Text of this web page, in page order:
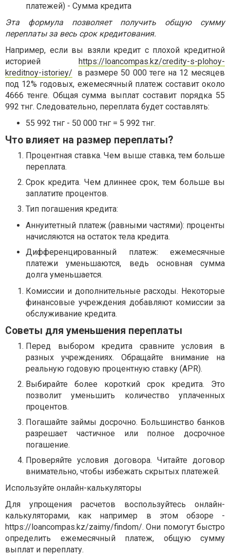
платежей) - Сумма кредита
Эта формула позволяет получить общую сумму
переплаты за весь срок кредитования.
Например, если вы взяли кредит с плохой кредитной
историей https://loancompas.kz/credity-s-plohoy-
kreditnoy-istoriey/
в размере 50 000 теге на 12 месяцев
под 12% годовых, ежемесячный платеж составит около
4666 тенге. Общая сумма выплат составит порядка 55
992 тнг. Следовательно, переплата будет составлять:
55 992 тнг - 50 000 тнг = 5 992 тнг.
Что влияет на размер переплаты?
Процентная ставка. Чем выше ставка, тем больше
переплата.
Срок кредита. Чем длиннее срок, тем больше вы
заплатите процентов.
Тип погашения кредита:
Аннуитетный платеж (равными частями): проценты
начисляются на остаток тела кредита.
Дифференцированный платеж: ежемесячные
платежи уменьшаются, ведь основная сумма
долга уменьшается.
Комиссии и дополнительные расходы. Некоторые
финансовые учреждения добавляют комиссии за
обслуживание кредита.
Советы для уменьшения переплаты
Перед выбором кредита сравните условия в
разных учреждениях. Обращайте внимание на
реальную годовую процентную ставку (APR).
Выбирайте более короткий срок кредита. Это
позволит уменьшить количество уплаченных
процентов.
Погашайте займы досрочно. Большинство банков
разрешает частичное или полное досрочное
погашение.
Проверяйте условия договора. Читайте договор
внимательно, чтобы избежать скрытых платежей.
Используйте онлайн-калькуляторы
Для упрощения расчетов воспользуйтесь онлайн-
калькуляторами, как например в этом обзоре -
https://loancompas.kz/zaimy/findom/. Они помогут быстро
определить ежемесячный платеж, общую сумму
выплат и переплату.